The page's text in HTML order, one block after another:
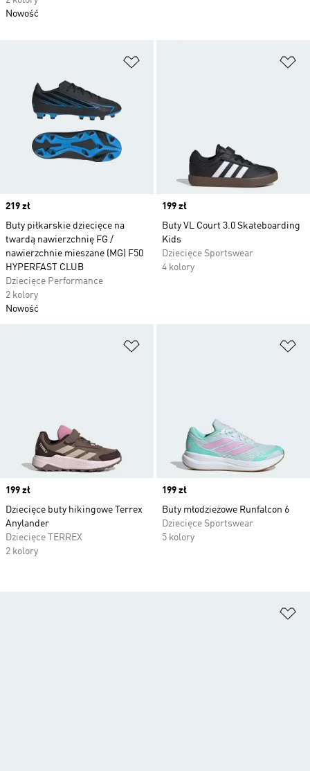
Price
219 zł
Buty piłkarskie dziecięce na
twardą nawierzchnię FG /
nawierzchnie mieszane (MG) F50
HYPERFAST CLUB
Dziecięce Performance
2 kolory
Nowość
Price
199 zł
Buty VL Court 3.0 Skateboarding
Kids
Dziecięce Sportswear
4 kolory
Price
199 zł
Dziecięce buty hikingowe Terrex
Anylander
Dziecięce TERREX
2 kolory
Price
199 zł
Buty młodzieżowe Runfalcon 6
Dziecięce Sportswear
5 kolory
Nowość